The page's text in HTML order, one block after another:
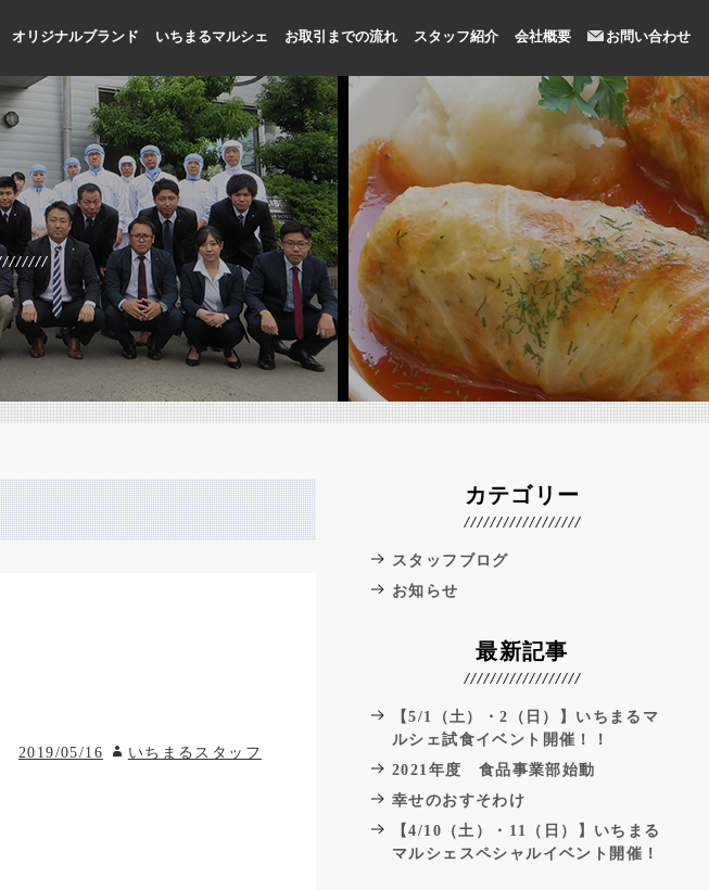
オリジナルブランド いちまるマルシェ お取引までの流れ スタッフ紹介 会社概要 お問い合わせ
2019/05/16 いちまるスタッフ
カテゴリー
スタッフブログ
お知らせ
最新記事
【5/1（土）・2（日）】いちまるマ
ルシェ試食イベント開催！！
2021年度 食品事業部始動
幸せのおすそわけ
【4/10（土）・11（日）】いちまる
マルシェスペシャルイベント開催！